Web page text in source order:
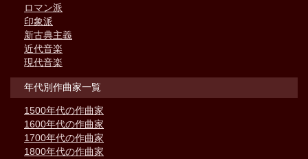
ロマン派
印象派
新古典主義
近代音楽
現代音楽
年代別作曲家一覧
1500年代の作曲家
1600年代の作曲家
1700年代の作曲家
1800年代の作曲家